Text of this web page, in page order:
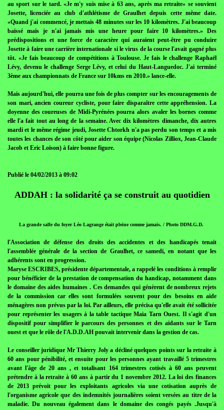
au sport sur le tard. «Je m'y suis mise à 63 ans, après ma retraite» se souvient
Josette, licenciée au club d'athlétisme de Graulhet depuis cette même date.
«Quand j'ai commencé, je mettais 48 minutes sur les 10 kilomètres. J'ai beaucoup
baissé mais je n'ai jamais mis une heure pour faire 10 kilomètres.» Des
prédispositions et une force de caractère qui auraient peut-être pu conduire
Josette à faire une carrière internationale si le virus de la course l'avait gagné plus
tôt. «Je fais beaucoup de compétitions à Toulouse. Je fais le challenge Raphaël
Lévy, devenu le challenge Serge Lévy, et celui du Haut-Languedoc. J'ai terminé
3ème aux championnats de France sur 10kms en 2010.» lance-elle.
Mais aujourd'hui, elle pourra une fois de plus compter sur les encouragements de
son mari, ancien coureur cycliste, pour faire disparaître cette appréhension. La
doyenne des coureuses de Midi-Pyrénées pourra alors avaler les bornes comme
elle l'a fait tout au long de la semaine. Avec dix kilomètres dimanche, dix autres
mardi et le même régime jeudi, Josette Chtorkh n'a pas perdu son temps et a mis
toutes les chances de son côté pour aider son équipe (Nicolas Zilliox, Jean-Claude
Jacob et Eric Loison) à faire bonne figure.
Publié le 04/02/2013 à 09:02
ADDAH : la solidarité ça se construit au quotidien
La grande salle du foyer Léo Lagrange était pleine comme jamais. / Photo DDM.G.D.
l'Association de défense des droits des accidentes et des handicapés tenait
l'assemblée générale de la section de Graulhet, ce samedi, en notant que les
adhérents sont en progression.
Maryse ESCRIBES, présidente départementale, a rappelé les conditions à remplir
pour bénéficier de la prestation de compensation du handicap, notamment dans
le domaine des aides humaines . Ces demandes qui génèrent de nombreux rejets
de la commission car elles sont formulées souvent pour des besoins en aide
ménagères non prévus par la loi. Par ailleurs, elle précisa qu'elle avait été sollicitée
pour représenter les usagers à la table tactique Maia Tarn Ouest. Il s'agit d'un
dispositif pour simplifier le parcours des personnes et des aidants sur le Tarn
ouest et que le rôle de l'A.D.D.AH pouvait intervenir dans la gestion de cas.
Le conseiller juridique Mr Thierry Joly a décliné quelques points sur la retraite à
60 ans pour pénibilité, et ensuite pour les personnes ayant travaillé 5 trimestres
avant l'âge de 20 ans , et totalisant 164 trimestres cotisés à 60 ans peuvent
prétendre à la retraite à 60 ans à partir du 1 novembre 2012. La loi des finances
de 2013 prévoit pour les exploitants agricoles via une cotisation auprès de
l'organisme agricole que des indemnités journalières soient versées au titre de la
maladie. Du nouveau également dans le domaine des congés payés .Jusqu'à